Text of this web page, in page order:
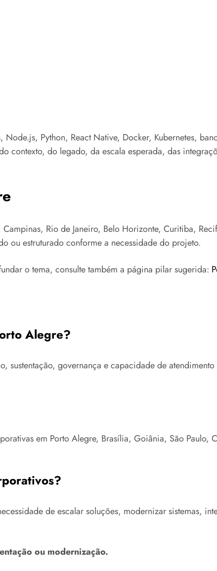
Python, React Native, Docker, Kubernetes,
contexto, do legado, da escala esperada, das
Rio de Janeiro, Belo Horizonte, Curitiba,
ou estruturado conforme a necessidade do projeto.
o tema, consulte também a página pilar sugerida:
Alegre?
governança e capacidade de
em Porto Alegre, Brasília, Goiânia, São Paulo,
de escalar soluções, modernizar sistemas,
ou modernização.